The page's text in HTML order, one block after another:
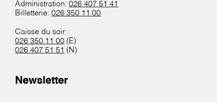
Administration:026 407 51 41
Billetterie:026 350 11 00
Caisse du soir:
026 350 11 00 (E)
026 407 51 51 (N)
Newsletter